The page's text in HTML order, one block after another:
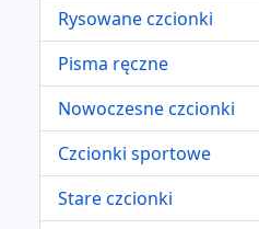
Rysowane czcionki
Pisma ręczne
Nowoczesne czcionki
Czcionki sportowe
Stare czcionki